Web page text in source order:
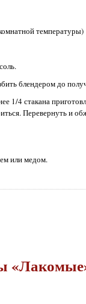
температуры)
блендером до
1/4 стакана
Перевернуть и
или медом.